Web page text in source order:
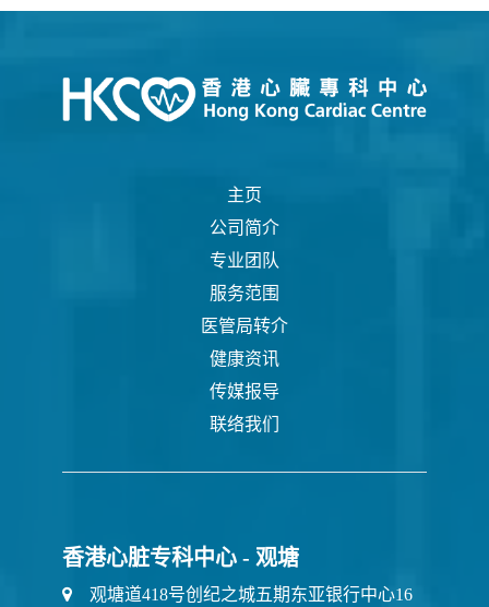
主页
公司简介
专业团队
服务范围
医管局转介
健康资讯
传媒报导
联络我们
香港心脏专科中心 - 观塘
观塘道418号创纪之城五期东亚银行中心16